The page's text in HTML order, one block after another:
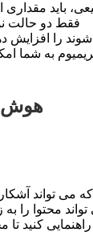
باید
فقط دو حالت
را افزایش
هوش
کنید